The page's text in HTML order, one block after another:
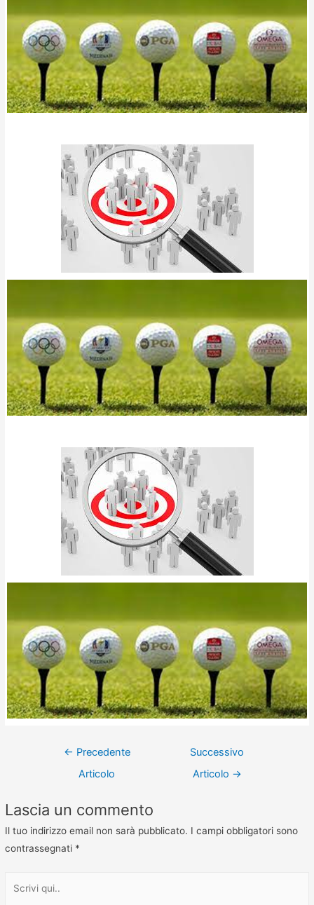
← Precedente
Articolo
Successivo
Articolo →
Lascia un commento
Il tuo indirizzo email non sarà pubblicato. I campi obbligatori sono
contrassegnati *